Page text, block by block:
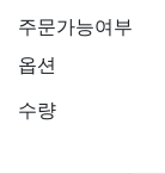
주문가능여부
옵션
수량